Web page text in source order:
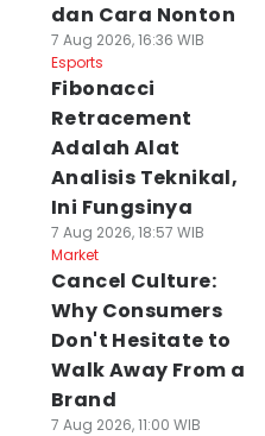
dan Cara Nonton
7 Aug 2026, 16:36 WIB
Esports
Fibonacci
Retracement
Adalah Alat
Analisis Teknikal,
Ini Fungsinya
7 Aug 2026, 18:57 WIB
Market
Cancel Culture:
Why Consumers
Don't Hesitate to
Walk Away From a
Brand
7 Aug 2026, 11:00 WIB